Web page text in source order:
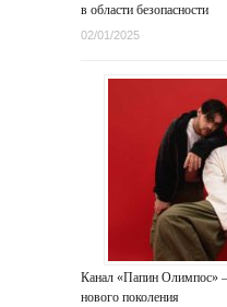
в области безопасности
02/01/2025
Канал «Папин Олимпос»
нового поколения